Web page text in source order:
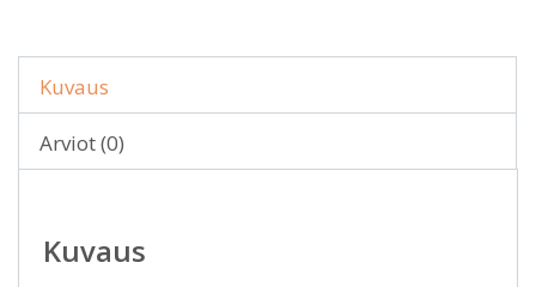
Kuvaus
Arviot (0)
Kuvaus